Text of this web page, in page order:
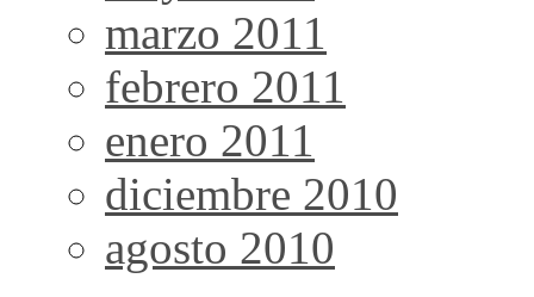
marzo 2011
febrero 2011
enero 2011
diciembre 2010
agosto 2010